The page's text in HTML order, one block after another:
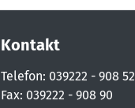
Kontakt
Telefon: 039222 - 908 52
Fax: 039222 - 908 90